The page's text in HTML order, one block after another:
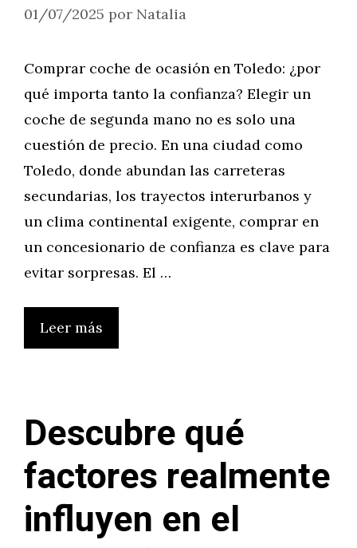
01/07/2025 por Natalia
Comprar coche de ocasión en Toledo: ¿por
qué importa tanto la confianza? Elegir un
coche de segunda mano no es solo una
cuestión de precio. En una ciudad como
Toledo, donde abundan las carreteras
secundarias, los trayectos interurbanos y
un clima continental exigente, comprar en
un concesionario de confianza es clave para
evitar sorpresas. El …
Leer más
Descubre qué
factores realmente
influyen en el